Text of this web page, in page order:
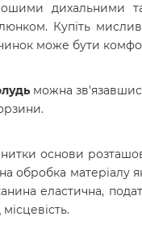
дихальними
Купіть
може бути
можна
основи
обробка
еластична,